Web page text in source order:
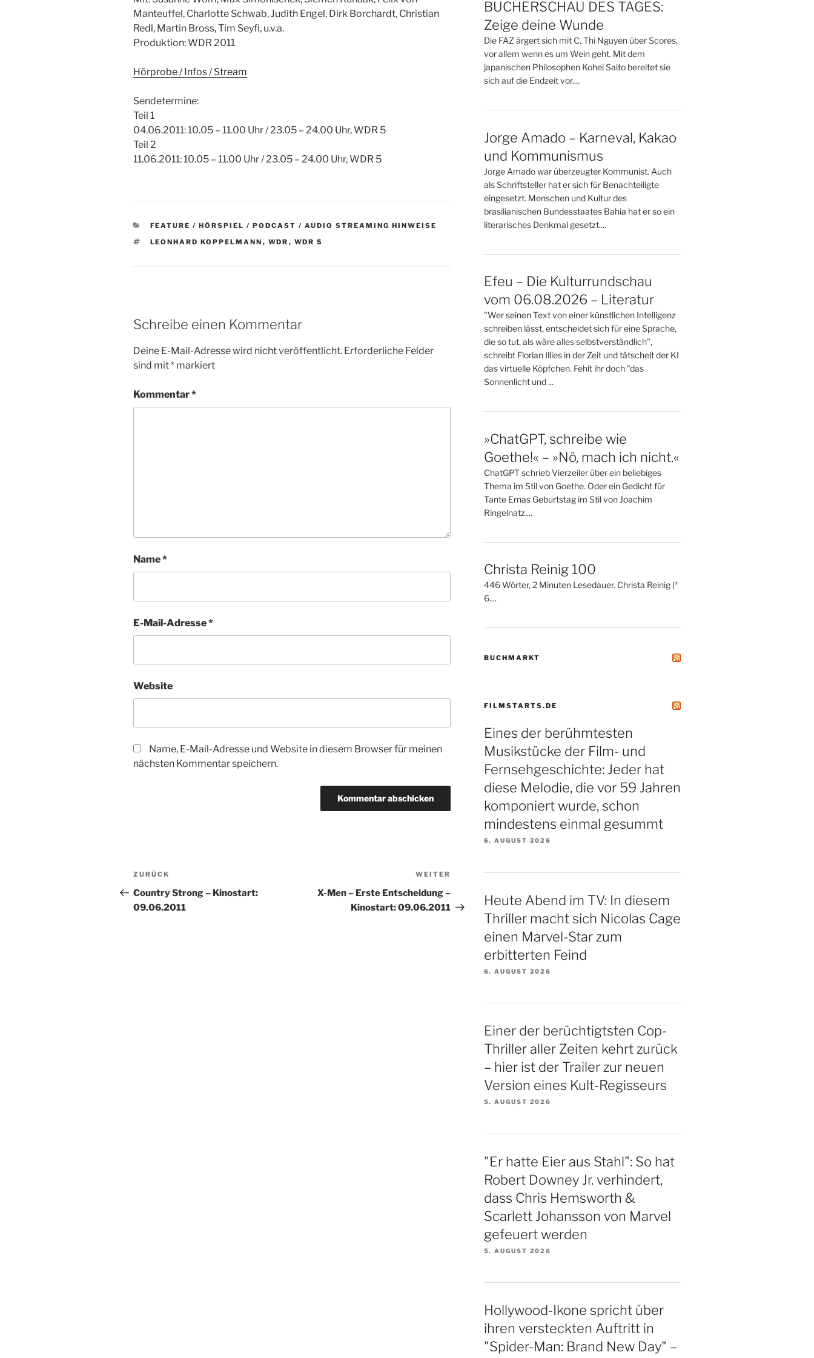
Manteuffel, Charlotte Schwab, Judith Engel, Dirk Borchardt, Christian
Redl, Martin Bross, Tim Seyfi, u.v.a.
Produktion: WDR 2011
Hörprobe / Infos / Stream
Sendetermine:
Teil 1
04.06.2011: 10.05 – 11.00 Uhr / 23.05 – 24.00 Uhr, WDR 5
Teil 2
11.06.2011: 10.05 – 11.00 Uhr / 23.05 – 24.00 Uhr, WDR 5
KATEGORIEN
FEATURE / HÖRSPIEL / PODCAST / AUDIO STREAMING HINWEISE
SCHLAGWÖRTER
LEONHARD KOPPELMANN , WDR , WDR 5
Schreibe einen Kommentar
Deine E-Mail-Adresse wird nicht veröffentlicht. Erforderliche Felder
sind mit* markiert
Kommentar*
Name*
E-Mail-Adresse*
Website
Name, E-Mail-Adresse und Website in diesem Browser für meinen
nächsten Kommentar speichern.
Beitragsnavigation
Vorheriger
Beitrag
ZURÜCK
Country Strong – Kinostart:
09.06.2011
Nächster
Beitrag
WEITER
X-Men – Erste Entscheidung –
Kinostart: 09.06.2011
BÜCHERSCHAU DES TAGES:
Zeige deine Wunde
Die FAZ ärgert sich mit C. Thi Nguyen über Scores,
vor allem wenn es um Wein geht. Mit dem
japanischen Philosophen Kohei Saito bereitet sie
sich auf die Endzeit vor....
Jorge Amado – Karneval, Kakao
und Kommunismus
Jorge Amado war überzeugter Kommunist. Auch
als Schriftsteller hat er sich für Benachteiligte
eingesetzt. Menschen und Kultur des
brasilianischen Bundesstaates Bahia hat er so ein
literarisches Denkmal gesetzt....
Efeu – Die Kulturrundschau
vom 06.08.2026 – Literatur
"Wer seinen Text von einer künstlichen Intelligenz
schreiben lässt, entscheidet sich für eine Sprache,
die so tut, als wäre alles selbstverständlich",
schreibt Florian Illies in der Zeit und tätschelt der KI
das virtuelle Köpfchen. Fehlt ihr doch "das
Sonnenlicht und ...
»ChatGPT, schreibe wie
Goethe!« – »Nö, mach ich nicht.«
ChatGPT schrieb Vierzeiler über ein beliebiges
Thema im Stil von Goethe. Oder ein Gedicht für
Tante Ernas Geburtstag im Stil von Joachim
Ringelnatz....
Christa Reinig 100
446 Wörter, 2 Minuten Lesedauer. Christa Reinig (*
6....
BUCHMARKT
FILMSTARTS.DE
Eines der berühmtesten
Musikstücke der Film- und
Fernsehgeschichte: Jeder hat
diese Melodie, die vor 59 Jahren
komponiert wurde, schon
mindestens einmal gesummt
6. AUGUST 2026
Heute Abend im TV: In diesem
Thriller macht sich Nicolas Cage
einen Marvel-Star zum
erbitterten Feind
6. AUGUST 2026
Einer der berüchtigtsten Cop-
Thriller aller Zeiten kehrt zurück
– hier ist der Trailer zur neuen
Version eines Kult-Regisseurs
5. AUGUST 2026
"Er hatte Eier aus Stahl": So hat
Robert Downey Jr. verhindert,
dass Chris Hemsworth &
Scarlett Johansson von Marvel
gefeuert werden
5. AUGUST 2026
Hollywood-Ikone spricht über
ihren versteckten Auftritt in
"Spider-Man: Brand New Day" –